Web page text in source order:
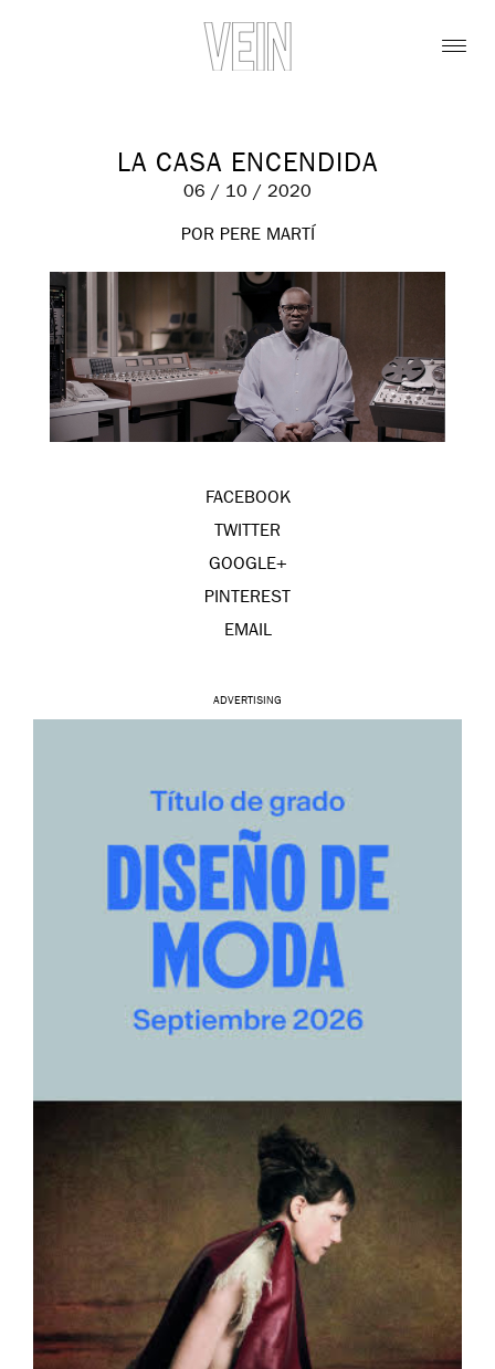
LA CASA ENCENDIDA
06 / 10 / 2020
POR PERE MARTÍ
FACEBOOK
TWITTER
GOOGLE+
PINTEREST
EMAIL
ADVERTISING